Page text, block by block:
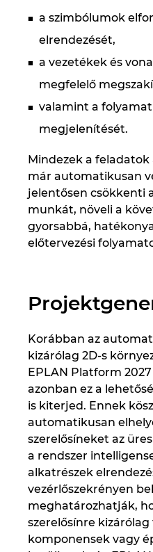
a szimbólumok
elrendezését,
a vezetékek és
megfelelő
valamint a
megjelenítését.
Mindezek a feladatok
már automatikusan
jelentősen csökkenti
munkát, növeli a
gyorsabbá,
előtervezési
Korábban az
kizárólag 2D-s
EPLAN Platform
azonban ez a
is kiterjed. Ennek
automatikusan
szerelősíneket az
a rendszer
alkatrészek
vezérlőszekrényen
meghatározhatják,
szerelősínre
komponensek vagy